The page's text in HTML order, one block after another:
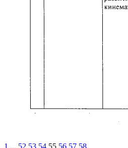
1 ... 52 53 54 55 56 57 58